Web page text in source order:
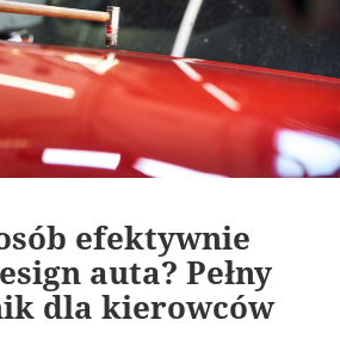
efektywnie
auta? Pełny
dla kierowców